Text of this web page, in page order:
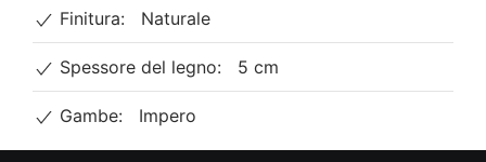
Finitura: Naturale
Spessore del legno: 5 cm
Gambe: Impero